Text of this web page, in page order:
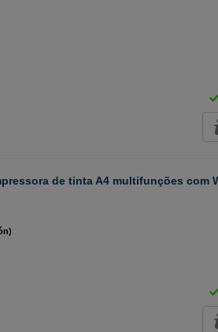
de tinta A4 multifunções com